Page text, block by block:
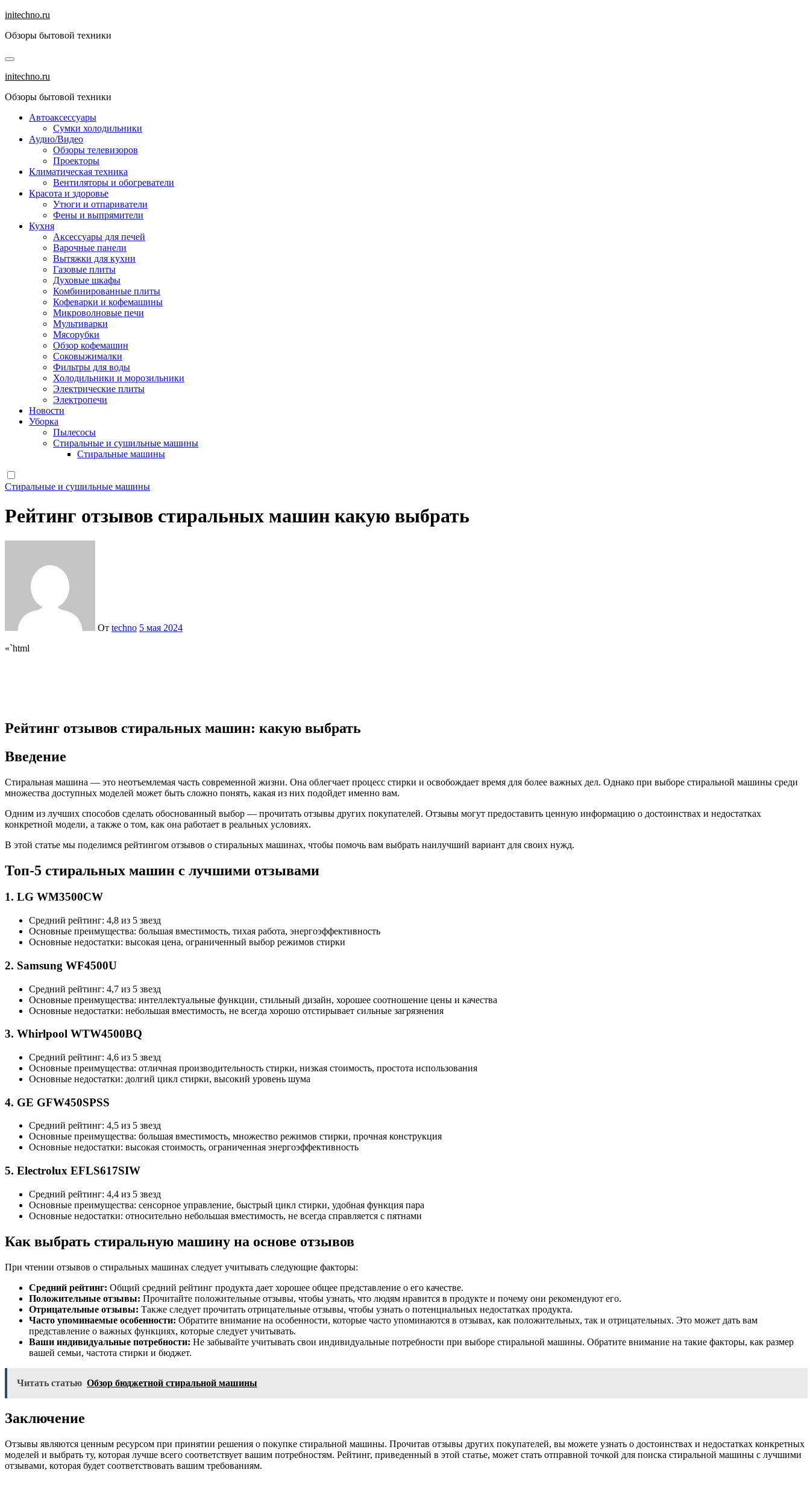
Перейти
содержанию
initechno.ru
Обзоры бытовой техники
initechno.ru
Обзоры бытовой техники
Автоаксессуары
Сумки холодильники
Аудио/Видео
Обзоры телевизоров
Проекторы
Климатическая техника
Вентиляторы и обогреватели
Красота и здоровье
Утюги и отпариватели
Фены и выпрямители
Кухня
Аксессуары для печей
Варочные панели
Вытяжки для кухни
Газовые плиты
Духовые шкафы
Комбинированные плиты
Кофеварки и кофемашины
Микроволновые печи
Мультиварки
Мясорубки
Обзор кофемашин
Соковыжималки
Фильтры для воды
Холодильники и морозильники
Электрические плиты
Электропечи
Новости
Уборка
Пылесосы
Стиральные и сушильные машины
Стиральные машины
Стиральные и сушильные машины
Рейтинг отзывов стиральных машин какую выбрать
От techno 5 мая 2024
«`html
Рейтинг отзывов стиральных машин: какую выбрать
Введение
Стиральная машина — это неотъемлемая часть современной жизни. Она облегчает процесс стирки и освобождает время для более важных дел. Однако при выборе стиральной машины среди
множества доступных моделей может быть сложно понять, какая из них подойдет именно вам.
Одним из лучших способов сделать обоснованный выбор — прочитать отзывы других покупателей. Отзывы могут предоставить ценную информацию о достоинствах и недостатках
конкретной модели, а также о том, как она работает в реальных условиях.
В этой статье мы поделимся рейтингом отзывов о стиральных машинах, чтобы помочь вам выбрать наилучший вариант для своих нужд.
Топ-5 стиральных машин с лучшими отзывами
1. LG WM3500CW
Средний рейтинг: 4,8 из 5 звезд
Основные преимущества: большая вместимость, тихая работа, энергоэффективность
Основные недостатки: высокая цена, ограниченный выбор режимов стирки
2. Samsung WF4500U
Средний рейтинг: 4,7 из 5 звезд
Основные преимущества: интеллектуальные функции, стильный дизайн, хорошее соотношение цены и качества
Основные недостатки: небольшая вместимость, не всегда хорошо отстирывает сильные загрязнения
3. Whirlpool WTW4500BQ
Средний рейтинг: 4,6 из 5 звезд
Основные преимущества: отличная производительность стирки, низкая стоимость, простота использования
Основные недостатки: долгий цикл стирки, высокий уровень шума
4. GE GFW450SPSS
Средний рейтинг: 4,5 из 5 звезд
Основные преимущества: большая вместимость, множество режимов стирки, прочная конструкция
Основные недостатки: высокая стоимость, ограниченная энергоэффективность
5. Electrolux EFLS617SIW
Средний рейтинг: 4,4 из 5 звезд
Основные преимущества: сенсорное управление, быстрый цикл стирки, удобная функция пара
Основные недостатки: относительно небольшая вместимость, не всегда справляется с пятнами
Как выбрать стиральную машину на основе отзывов
При чтении отзывов о стиральных машинах следует учитывать следующие факторы:
Средний рейтинг: Общий средний рейтинг продукта дает хорошее общее представление о его качестве.
Положительные отзывы: Прочитайте положительные отзывы, чтобы узнать, что людям нравится в продукте и почему они рекомендуют его.
Отрицательные отзывы: Также следует прочитать отрицательные отзывы, чтобы узнать о потенциальных недостатках продукта.
Часто упоминаемые особенности: Обратите внимание на особенности, которые часто упоминаются в отзывах, как положительных, так и отрицательных. Это может дать вам
представление о важных функциях, которые следует учитывать.
Ваши индивидуальные потребности: Не забывайте учитывать свои индивидуальные потребности при выборе стиральной машины. Обратите внимание на такие факторы, как размер
вашей семьи, частота стирки и бюджет.
Читать статью Обзор бюджетной стиральной машины
Заключение
Отзывы являются ценным ресурсом при принятии решения о покупке стиральной машины. Прочитав отзывы других покупателей, вы можете узнать о достоинствах и недостатках конкретных
моделей и выбрать ту, которая лучше всего соответствует вашим потребностям. Рейтинг, приведенный в этой статье, может стать отправной точкой для поиска стиральной машины с лучшими
отзывами, которая будет соответствовать вашим требованиям.